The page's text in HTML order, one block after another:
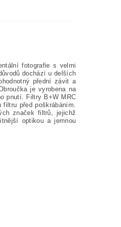
fotografie s velmi
dochází u delších
přední závit a
je vyrobena na
pnutí. Filtry B+W MRC
před poškrábáním.
značek filtrů, jejichž
optikou a jemnou